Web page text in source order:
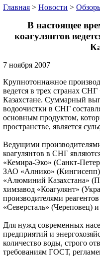
Главная > Новости >
В настоящее
коагулянтов
7 ноября 2007
Крупнотоннажное
ведется в трех странах
Казахстане. Суммарный
водоочистки в СНГ
основным продуктом,
пространстве, является
Ведущими
коагулянтов в СНГ
«Кемира-Эко» (Санкт-
ЗАО «Алнико»
«Алюминий Казахстана»
химзавод «Коагулянт»
производителями
«Северсталь»
Для нужд современных
предприятий и
количество воды, строго
требованиям ГОСТ,